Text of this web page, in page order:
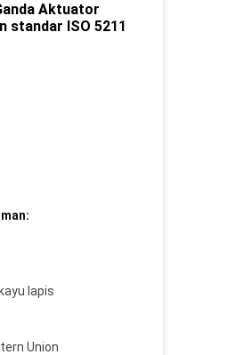
Aktuator
standar ISO 5211
lapis
Union